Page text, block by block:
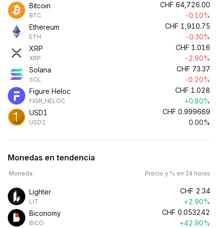
Bitcoin
BTC
CHF 64,726.00
-0.10%
Ethereum
ETH
CHF 1,910.75
-0.30%
XRP
XRP
CHF 1.016
-2.90%
Solana
SOL
CHF 73.37
-0.20%
Figure Heloc
FIGR_HELOC
CHF 1.028
+0.80%
USD1
USD1
CHF 0.999669
0.00%
Monedas en tendencia
Moneda Precio y % en 24 horas
Lighter
LIT
CHF 2.34
+2.90%
Biconomy
BICO
CHF 0.053242
+42.90%